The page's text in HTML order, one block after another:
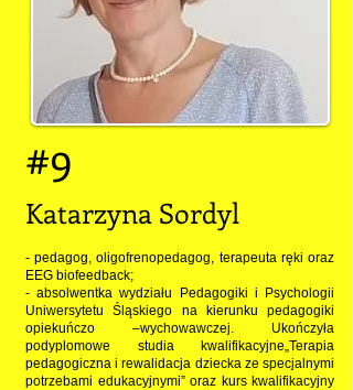
#9
Katarzyna Sordyl
- pedagog, oligofrenopedagog, terapeuta ręki oraz
EEG biofeedback;
- absolwentka wydziału Pedagogiki i Psychologii
Uniwersytetu Śląskiego na kierunku pedagogiki
opiekuńczo –wychowawczej. Ukończyła
podyplomowe studia kwalifikacyjne„Terapia
pedagogiczna i rewalidacja dziecka ze specjalnymi
potrzebami edukacyjnymi” oraz kurs kwalifikacyjny